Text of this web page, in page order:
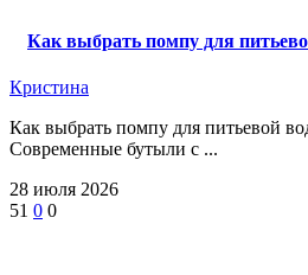
Как выбрать помпу для
Кристина
Как выбрать помпу для питьевой
Современные бутыли с ...
28 июля 2026
51 0 0